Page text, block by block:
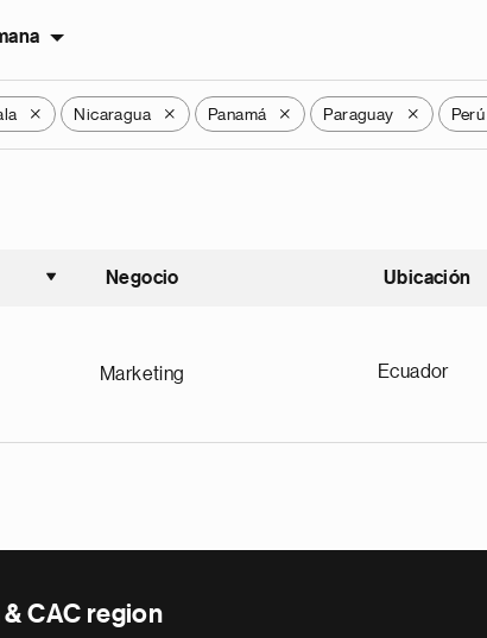
X Nicaragua X Panamá X Paraguay X Perú
Ordenar ascendente
Negocio Ubicación
Marketing Ecuador
CAC region